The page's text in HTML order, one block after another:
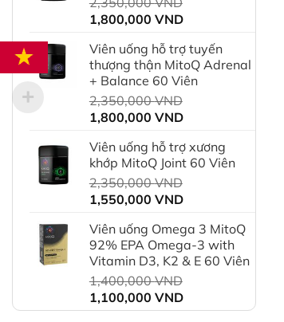
2,350,000 VND.
1,800,000 VNDGiá
tại
là:
1,800,000 VND.
Viên uống hỗ trợ tuyến
thượng thận MitoQ Adrenal
+ Balance 60 Viên
2,350,000VND
2,350,000 VND.
1,800,000 VNDGiá
tại
là:
1,800,000 VND.
Viên uống hỗ trợ xương
khớp MitoQ Joint 60 Viên
2,350,000VND
2,350,000 VND.
1,550,000 VNDGiá
tại
là:
1,550,000 VND.
Viên uống Omega 3 MitoQ
92% EPA Omega-3 with
Vitamin D3, K2 & E 60 Viên
1,400,000VND
là:
1,100,000 VNDGiá
hiện